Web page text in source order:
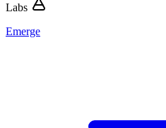
Labs
Emerge